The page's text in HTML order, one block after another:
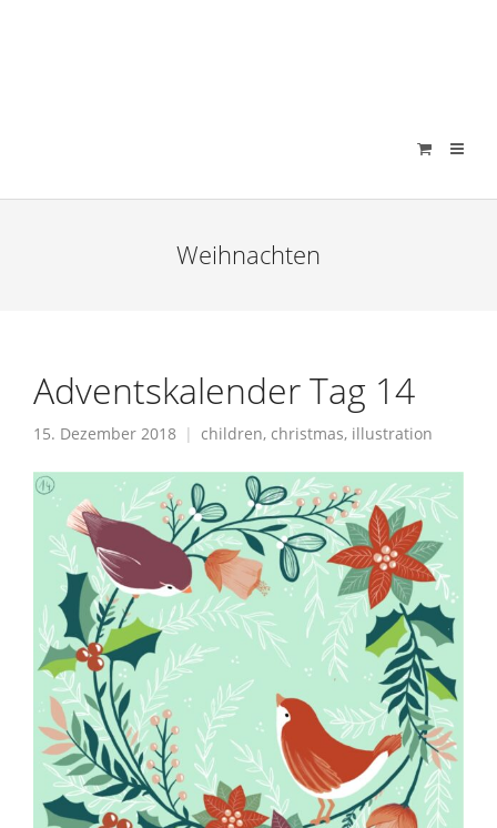
Weihnachten
Adventskalender Tag 14
15. Dezember 2018 children, christmas, illustration